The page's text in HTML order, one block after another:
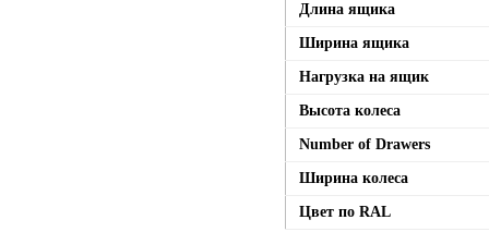
Длина ящика
Ширина ящика
Нагрузка на ящик
Высота колеса
Number of Drawers
Ширина колеса
Цвет по RAL